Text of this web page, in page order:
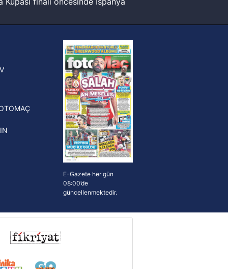
detaylı bilgi için Ayarlar
ve sitemizde ilgili
yüzüğü verilecek
Crespo, Meksika Ligi
Atlas'ın yeni teknik
oldu
E-Gazete her gün
08:00’de
güncellenmektedir.